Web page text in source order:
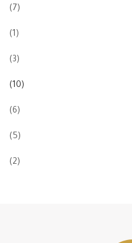
(7)
(1)
(3)
(10)
(6)
(5)
(2)